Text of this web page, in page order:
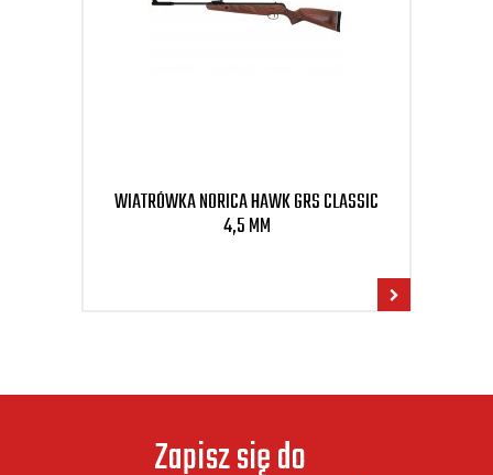
WIATRÓWKA NORICA HAWK GRS CLASSIC
4,5 MM
Zapisz się do